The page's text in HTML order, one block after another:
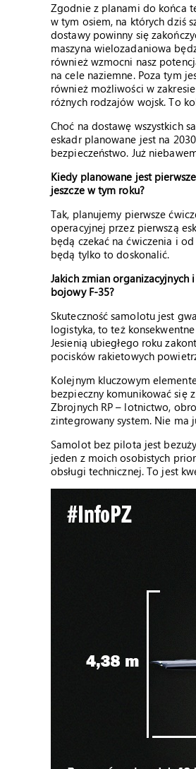
Zgodnie z planami do końca
w tym osiem, na których dziś
dostawy powinny się
maszyna wielozadaniowa
również wzmocni nasz
na cele naziemne. Poza tym
również możliwości w
różnych rodzajów wojsk. To
Choć na dostawę wszystkich
eskadr planowane jest na
bezpieczeństwo. Już
Kiedy planowane jest
jeszcze w tym roku?
Tak, planujemy pierwsze
operacyjnej przez pierwszą
będą czekać na ćwiczenia i
będą tylko to doskonalić.
Jakich zmian organizacyjnych
bojowy F-35?
Skuteczność samolotu jest
logistyka, to też
Jesienią ubiegłego roku
pocisków rakietowych
Kolejnym kluczowym
bezpieczny komunikować się
Zbrojnych RP – lotnictwo,
zintegrowany system. Nie ma
Samolot bez pilota jest
jeden z moich osobistych
obsługi technicznej. To jest